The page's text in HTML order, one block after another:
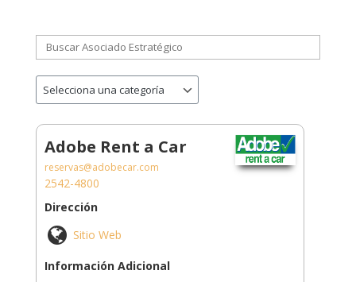
Adobe Rent a Car
reservas@adobecar.com
2542-4800
Dirección
Sitio Web
Información Adicional